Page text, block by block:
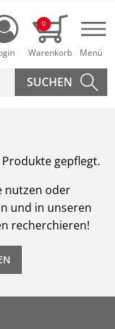
Login
0
Vogel Shop
gepflegt.
nutzen oder
und in unseren
recherchieren!